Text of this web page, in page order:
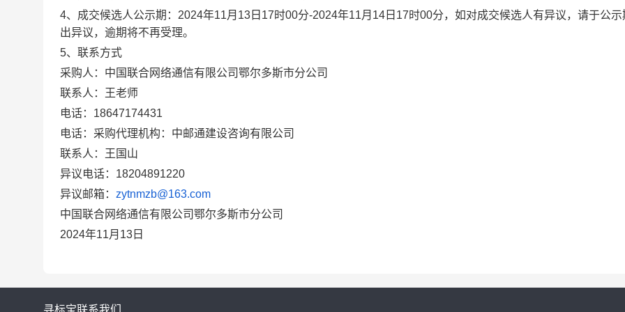
4、成交候选人公示期： 2024年11月 13 日17时00分-2024年11月 14 日17时00分，如对成交候选人有异议，请于公示
出异议，逾期将不再受理。
5、联系方式
采购人：中国联合网络通信有限公司鄂尔多斯市分公司
联系人：王老师
电话：18647174431
电话：采购代理机构：中邮通建设咨询有限公司
联系人：
王国山
异议电话：18204891220
异议邮箱： zytnmzb@163.com
中国联合网络通信有限公司鄂尔多斯市分公司
2024年11月 13 日
寻标宝联系我们